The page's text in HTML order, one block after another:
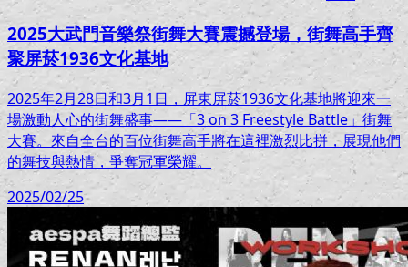
2025大武門音樂祭街舞大賽震撼登場，街舞高手齊
聚屏菸1936文化基地
2025年2月28日和3月1日，屏東屏菸1936文化基地將迎來一
場激動人心的街舞盛事——「3 on 3 Freestyle Battle」街舞
大賽。來自全台的百位街舞高手將在這裡激烈比拼，展現他們
的舞技與熱情，爭奪冠軍榮耀。
2025/02/25